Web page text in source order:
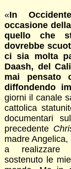
«In
occasione
quello che
dovrebbe
ci sia molta
Daash, del
mai pensato
diffondendo
giorni il canale
cattolica
documentari
precedente
madre
a realizzare
sostenuto le